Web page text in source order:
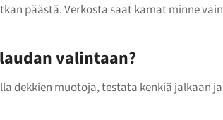
päästä. Verkosta saat kamat minne
valintaan?
dekkien muotoja, testata kenkiä jalkaan